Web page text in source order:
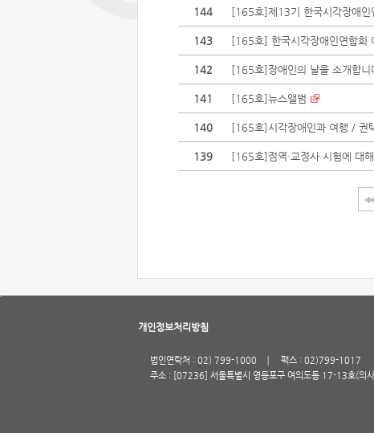
144 [165호]제13기 한국시각장애인
143 [165호] 한국시각장애인연합회
142 [165호]장애인의 날을 소개합니
141 [165호]뉴스앨범
140 [165호]시각장애인과 여행 / 권
139 [165호]점역·교정사 시험에 대
개인정보처리방침
법인연락처 : 02) 799-1000
팩스 : 02)799-1017
주소 : [07236] 서울특별시 영등포구 여의도동 17-13호(의